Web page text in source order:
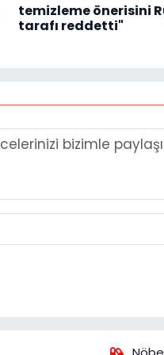
temizleme önerisini
tarafı reddetti"